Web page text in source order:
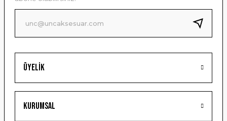
Ürün fiyatı diğer sitelerden daha pahalı.
Bu ürüne benzer farklı alternatifler olmalı.
Gönder
Üyelik
Kurumsal